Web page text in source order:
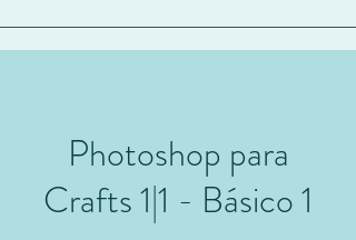
Photoshop para
Crafts 1|1 - Básico 1